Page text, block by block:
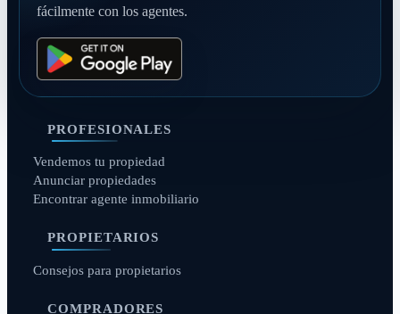
fácilmente con los agentes.
PROFESIONALES
Vendemos tu propiedad
Anunciar propiedades
Encontrar agente inmobiliario
PROPIETARIOS
Consejos para propietarios
COMPRADORES